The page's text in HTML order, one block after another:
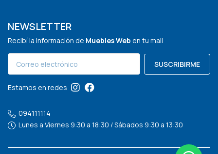
NEWSLETTER
Recibí la información de Muebles Web en tu mail
SUSCRIBIRME
Estamos en redes
094111114
Lunes a Viernes 9:30 a 18:30 / Sábados 9:30 a 13:30